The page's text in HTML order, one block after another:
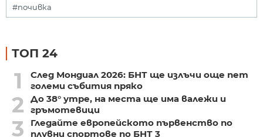
#почивка
ТОП 24
1
След Мондиал 2026: БНТ ще излъчи още пет
големи събития пряко
2
До 38° утре, на места ще има валежи и
гръмотевици
3
Гледайте европейското първенство по
плувни спортове по БНТ 3